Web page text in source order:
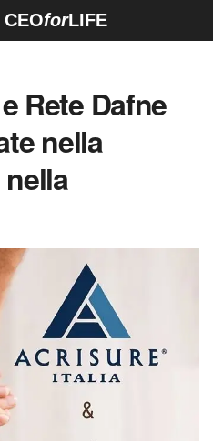
CEOforLIFE
Rete Dafne
nella